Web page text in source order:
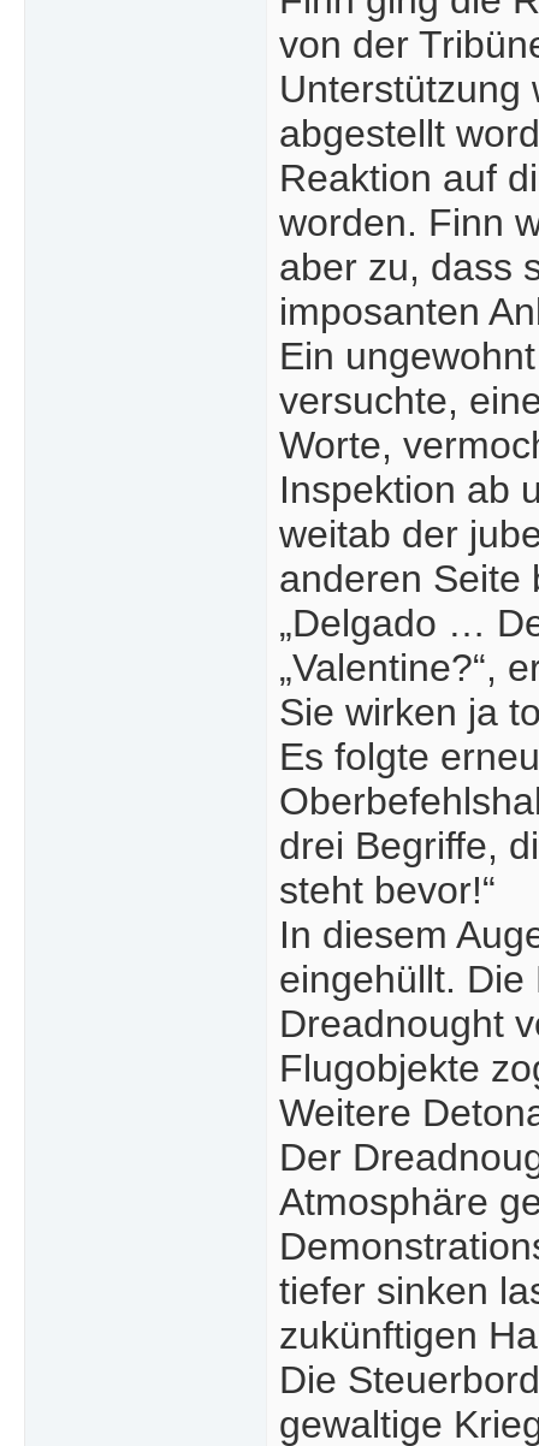
von der
Unterstützung
abgestellt
Reaktion auf
worden. Finn
aber zu, dass
imposanten
Ein
versuchte,
Worte,
Inspektion ab
weitab der
anderen Seite
„Delgado …
„Valentine?“,
Sie wirken ja
Es folgte
drei Begriffe,
steht bevor!“
In diesem
eingehüllt.
Dreadnought
Flugobjekte
Weitere
Der
Atmosphäre
tiefer sinken
zukünftigen
Die
gewaltige